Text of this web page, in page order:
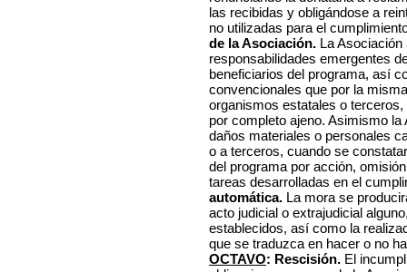
las recibidas y obligándose a
no utilizadas para el
de la Asociación. La
responsabilidades emergentes
beneficiarios del programa, así
convencionales que por la
organismos estatales o
por completo ajeno. Asimismo
daños materiales o personales
o a terceros, cuando se
del programa por acción,
tareas desarrolladas en el
automática. La mora se
acto judicial o extrajudicial
establecidos, así como la
que se traduzca en hacer o no
OCTAVO: Rescisión. El